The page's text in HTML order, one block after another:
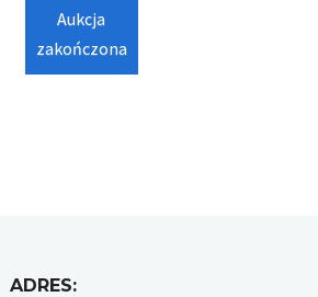
Aukcja
zakończona
ADRES: